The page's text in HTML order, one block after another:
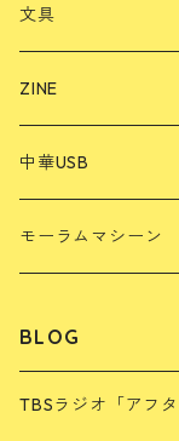
インドネシア
韓国
中国
文具
ZINE
中華USB
雲南山歌USB
モーラムマシーン
BLOG
TBSラジオ「アフ